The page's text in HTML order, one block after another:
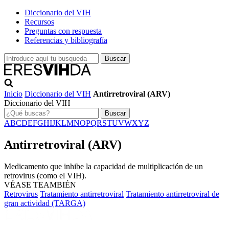
Diccionario del VIH
Recursos
Preguntas con respuesta
Referencias y bibliografía
Inicio Diccionario del VIH Antirretroviral (ARV)
Diccionario del VIH
Buscar
ABCDEFGHIJKLMNOPQRSTUVWXYZ
Antirretroviral (ARV)
Medicamento que inhibe la capacidad de multiplicación de un
retrovirus (como el VIH).
VÉASE TEAMBIÉN
Retrovirus Tratamiento antirretroviral Tratamiento antirretroviral de
gran actividad (TARGA)